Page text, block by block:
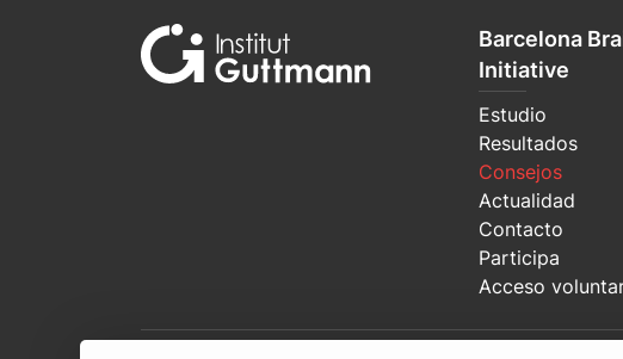
Barcelona
Initiative
Estudio
Resultados
Consejos
Actualidad
Contacto
Participa
Acceso